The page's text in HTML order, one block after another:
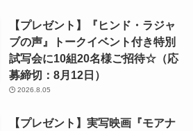
【プレゼント】『ヒンド・ラジャ
ブの声』トークイベント付き特別
試写会に10組20名様ご招待☆（応
募締切：8月12日）
2026.8.05
【プレゼント】実写映画『モアナ